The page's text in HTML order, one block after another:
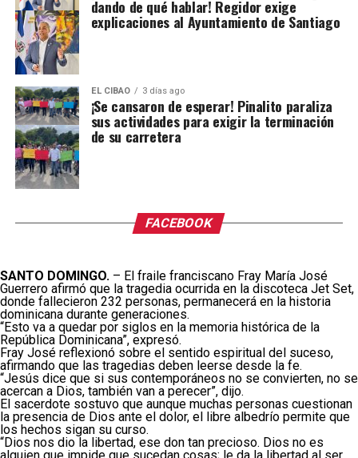
dando de qué hablar! Regidor exige
explicaciones al Ayuntamiento de Santiago
EL CIBAO 3 días ago
¡Se cansaron de esperar! Pinalito paraliza
sus actividades para exigir la terminación
de su carretera
FACEBOOK
SANTO DOMINGO. – El fraile franciscano Fray María José
Guerrero afirmó que la tragedia ocurrida en la discoteca Jet Set,
donde fallecieron 232 personas, permanecerá en la historia
dominicana durante generaciones.
“Esto va a quedar por siglos en la memoria histórica de la
República Dominicana”, expresó.
Fray José reflexionó sobre el sentido espiritual del suceso,
afirmando que las tragedias deben leerse desde la fe.
“Jesús dice que si sus contemporáneos no se convierten, no se
acercan a Dios, también van a perecer”, dijo.
El sacerdote sostuvo que aunque muchas personas cuestionan
la presencia de Dios ante el dolor, el libre albedrío permite que
los hechos sigan su curso.
“Dios nos dio la libertad, ese don tan precioso. Dios no es
alguien que impide que sucedan cosas; le da la libertad al ser